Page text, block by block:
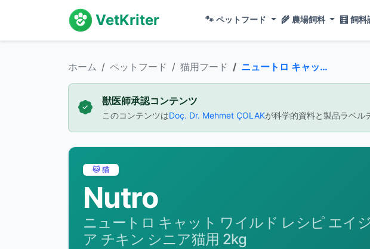
VetKriter 🐾 ペットフード 🌾 農場飼料 🧮 飼料
ホーム ペットフード 猫用フード ニュートロ キャット ワイルド レシピ エイジングケア チキン シニア猫用 2kg
獣医師承認コンテンツ
このコンテンツはDoç. Dr. Mehmet ÇOLAKが科学的資料と製品ラベル
🐱 猫
Nutro
ニュートロ キャット ワイルド レシピ エイ
ア チキン シニア猫用 2kg